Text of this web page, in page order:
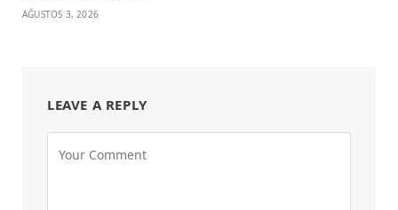
AĞUSTOS 3, 2026
LEAVE A REPLY